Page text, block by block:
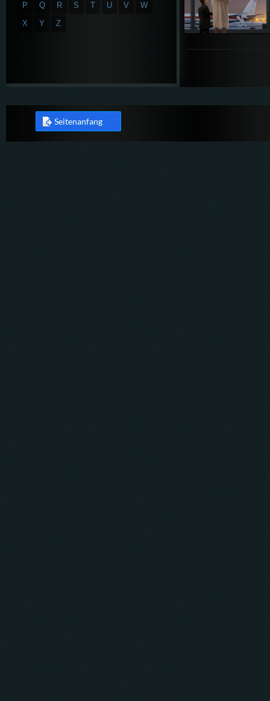
P
Q R S T U V
W
X
Y Z
Seitenanfang